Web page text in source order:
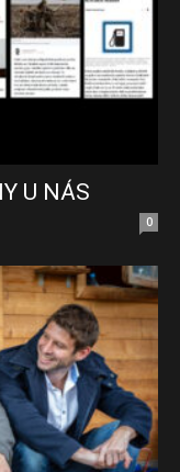
U NÁS
0